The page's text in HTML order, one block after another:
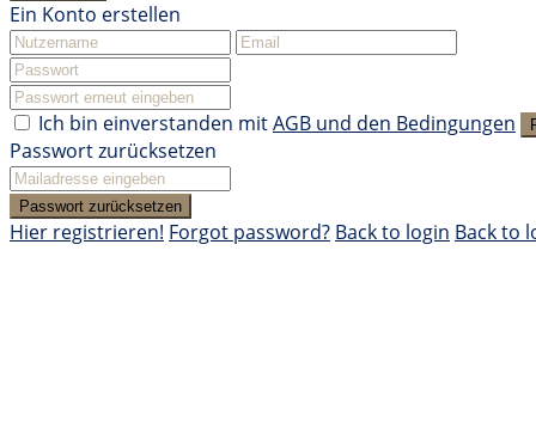
Ein Konto erstellen
Ich bin einverstanden mitAGB und den Bedingungen
Passwort zurücksetzen
Passwort zurücksetzen
Hier registrieren! Forgot password? Back to login Back to